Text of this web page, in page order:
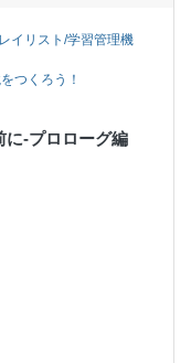
イリスト/学習管理機
つくろう！
に-プロローグ編